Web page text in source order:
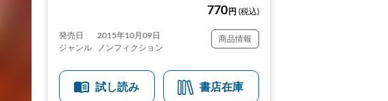
770 円 (税込)
発売日
2015年10月09日
ジャンル
ノンフィクション
商品情報
試し読み 書店在庫